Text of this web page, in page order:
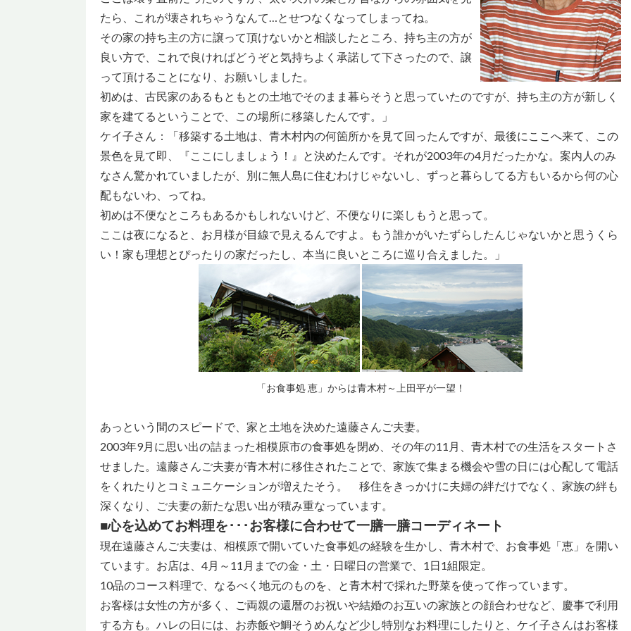
たら、これが壊されちゃうなんて…とせつなくなってしまってね。
その家の持ち主の方に譲って頂けないかと相談したところ、持ち主の方が
良い方で、これで良ければどうぞと気持ちよく承諾して下さったので、譲
って頂けることになり、お願いしました。
初めは、古民家のあるもともとの土地でそのまま暮らそうと思っていたのですが、持ち主の方が新しく
家を建てるということで、この場所に移築したんです。」
ケイ子さん：「移築する土地は、青木村内の何箇所かを見て回ったんですが、最後にここへ来て、この
景色を見て即、『ここにしましょう！』と決めたんです。それが2003年の4月だったかな。案内人のみ
なさん驚かれていましたが、別に無人島に住むわけじゃないし、ずっと暮らしてる方もいるから何の心
配もないわ、ってね。
初めは不便なところもあるかもしれないけど、不便なりに楽しもうと思って。
ここは夜になると、お月様が目線で見えるんですよ。もう誰かがいたずらしたんじゃないかと思うくら
い！家も理想とぴったりの家だったし、本当に良いところに巡り合えました。」
「お食事処 恵」からは青木村～上田平が一望！
あっという間のスピードで、家と土地を決めた遠藤さんご夫妻。
2003年9月に思い出の詰まった相模原市の食事処を閉め、その年の11月、青木村での生活をスタートさ
せました。遠藤さんご夫妻が青木村に移住されたことで、家族で集まる機会や雪の日には心配して電話
をくれたりとコミュニケーションが増えたそう。 移住をきっかけに夫婦の絆だけでなく、家族の絆も
深くなり、ご夫妻の新たな思い出が積み重なっています。
■心を込めてお料理を･･･お客様に合わせて一膳一膳コーディネート
現在遠藤さんご夫妻は、相模原で開いていた食事処の経験を生かし、青木村で、お食事処「恵」を開い
ています。お店は、4月～11月までの金・土・日曜日の営業で、1日1組限定。
10品のコース料理で、なるべく地元のものを、と青木村で採れた野菜を使って作っています。
お客様は女性の方が多く、ご両親の還暦のお祝いや結婚のお互いの家族との顔合わせなど、慶事で利用
する方も。ハレの日には、お赤飯や鯛そうめんなど少し特別なお料理にしたりと、ケイ子さんはお客様